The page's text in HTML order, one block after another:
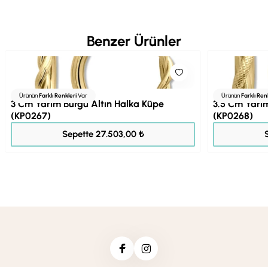
Benzer Ürünler
ÜrününFarklı RenkleriVar
3 Cm Yarım Burgu Altın Halka Küpe
(KP0267)
Sepette 27.503,00 ₺
ÜrününFarklı
3.5 Cm
(KP0268)